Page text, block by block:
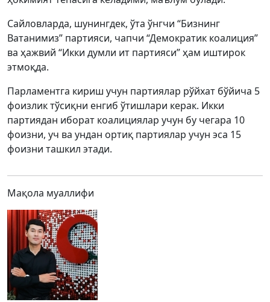
Сайловларда, шунингдек, ўта ўнгчи “Бизнинг
Ватанимиз” партияси, чапчи “Демократик коалиция”
ва ҳажвий “Икки думли ит партияси” ҳам иштирок
этмоқда.
Парламентга кириш учун партиялар рўйхат бўйича 5
фоизлик тўсиқни енгиб ўтишлари керак. Икки
партиядан иборат коалициялар учун бу чегара 10
фоизни, уч ва ундан ортиқ партиялар учун эса 15
фоизни ташкил этади.
Мақола муаллифи